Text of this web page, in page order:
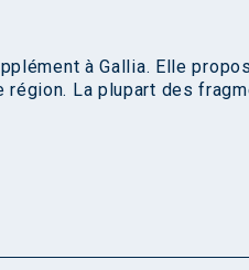
à Gallia. Elle
La plupart des